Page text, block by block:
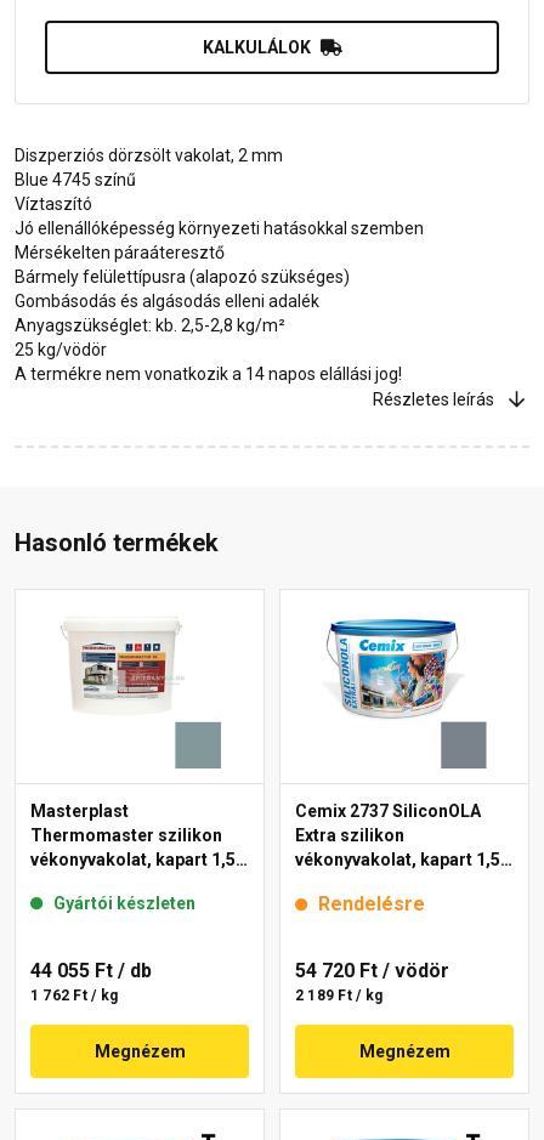
KALKULÁLOK
Diszperziós dörzsölt vakolat, 2 mm
Blue 4745 színű
Víztaszító
Jó ellenállóképesség környezeti hatásokkal szemben
Mérsékelten páraáteresztő
Bármely felülettípusra (alapozó szükséges)
Gombásodás és algásodás elleni adalék
Anyagszükséglet: kb. 2,5-2,8 kg/m²
25 kg/vödör
A termékre nem vonatkozik a 14 napos elállási jog!
Részletes leírás
Hasonló termékek
Masterplast
Thermomaster szilikon
vékonyvakolat, kapart 1,5
Gyártói készleten
44 055 Ft / db
1 762 Ft / kg
Megnézem
Cemix 2737 SiliconOLA
Extra szilikon
vékonyvakolat, kapart 1,5
Rendelésre
54 720 Ft / vödör
2 189 Ft / kg
Megnézem